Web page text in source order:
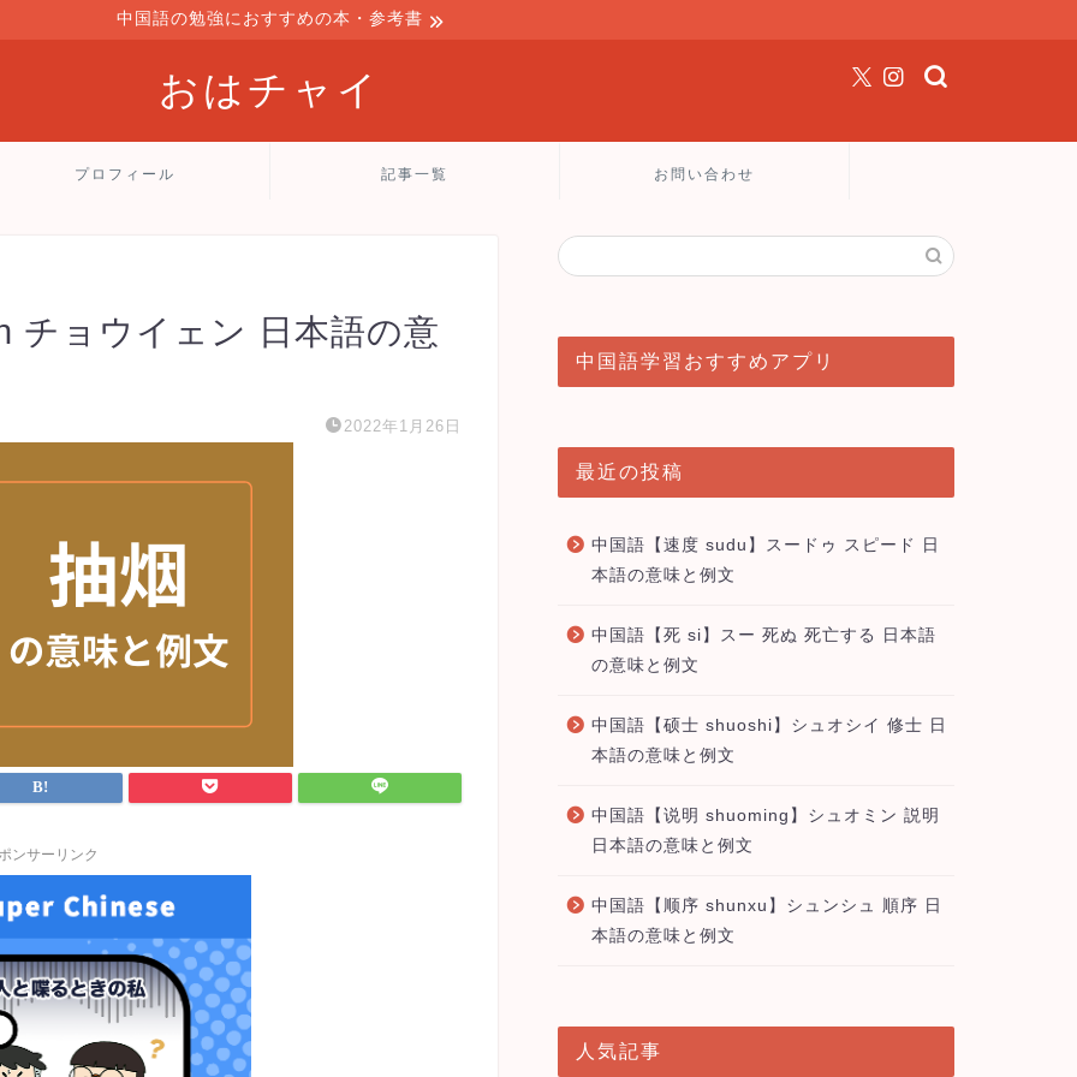
中国語の勉強におすすめの本・参考書
おはチャイ
プロフィール 記事一覧 お問い合わせ
チョウイェン 日本語の意
2022年1月26日
ンサーリンク
中国語学習おすすめアプリ
最近の投稿
中国語【速度 sudu】スードゥ スピード 日
本語の意味と例文
中国語【死 si】スー 死ぬ 死亡する 日本語
の意味と例文
中国語【硕士 shuoshi】シュオシイ 修士 日
本語の意味と例文
中国語【说明 shuoming】シュオミン 説明
日本語の意味と例文
中国語【顺序 shunxu】シュンシュ 順序 日
本語の意味と例文
人気記事